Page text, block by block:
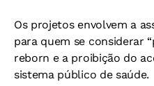
Os projetos envolvem a
para quem se considerar
reborn e a proibição do
sistema público de saúde.